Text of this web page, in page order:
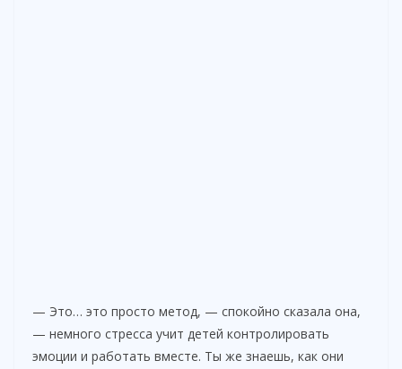
— Это… это просто метод, — спокойно сказала она,
— немного стресса учит детей контролировать
эмоции и работать вместе. Ты же знаешь, как они